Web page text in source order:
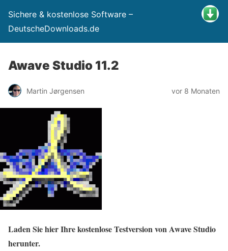
Sichere & kostenlose Software –
DeutscheDownloads.de
Awave Studio 11.2
Martin Jørgensen vor 8 Monaten
Laden Sie hier Ihre kostenlose Testversion von Awave Studio
herunter.